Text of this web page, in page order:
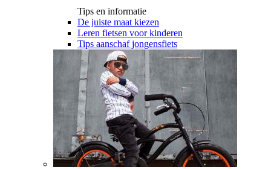
Tips en informatie
De juiste maat kiezen
Leren fietsen voor kinderen
Tips aanschaf jongensfiets